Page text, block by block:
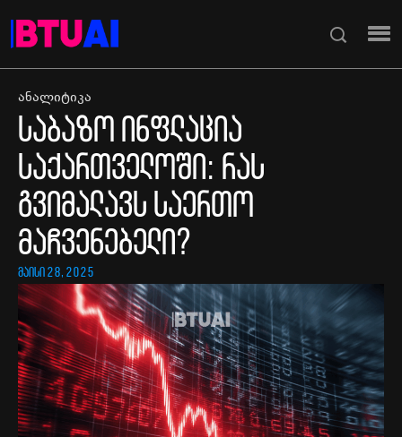
ანალიტიკა
საბაზო ინფლაცია
საქართველოში: რას
გვიმალავს საერთო
მაჩვენებელი?
მაისი 28, 2025